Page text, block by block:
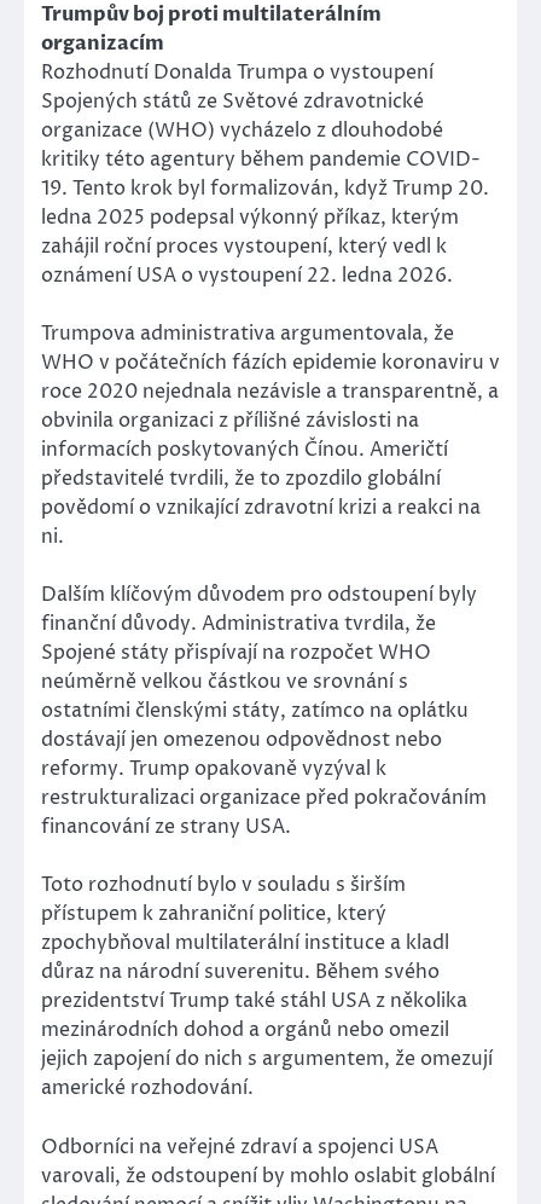
Trumpův boj proti multilaterálním
organizacím
Rozhodnutí Donalda Trumpa o vystoupení
Spojených států ze Světové zdravotnické
organizace (WHO) vycházelo z dlouhodobé
kritiky této agentury během pandemie COVID-
19. Tento krok byl formalizován, když Trump 20.
ledna 2025 podepsal výkonný příkaz, kterým
zahájil roční proces vystoupení, který vedl k
oznámení USA o vystoupení 22. ledna 2026.
Trumpova administrativa argumentovala, že
WHO v počátečních fázích epidemie koronaviru v
roce 2020 nejednala nezávisle a transparentně, a
obvinila organizaci z přílišné závislosti na
informacích poskytovaných Čínou. Američtí
představitelé tvrdili, že to zpozdilo globální
povědomí o vznikající zdravotní krizi a reakci na
ni.
Dalším klíčovým důvodem pro odstoupení byly
finanční důvody. Administrativa tvrdila, že
Spojené státy přispívají na rozpočet WHO
neúměrně velkou částkou ve srovnání s
ostatními členskými státy, zatímco na oplátku
dostávají jen omezenou odpovědnost nebo
reformy. Trump opakovaně vyzýval k
restrukturalizaci organizace před pokračováním
financování ze strany USA.
Toto rozhodnutí bylo v souladu s širším
přístupem k zahraniční politice, který
zpochybňoval multilaterální instituce a kladl
důraz na národní suverenitu. Během svého
prezidentství Trump také stáhl USA z několika
mezinárodních dohod a orgánů nebo omezil
jejich zapojení do nich s argumentem, že omezují
americké rozhodování.
Odborníci na veřejné zdraví a spojenci USA
varovali, že odstoupení by mohlo oslabit globální